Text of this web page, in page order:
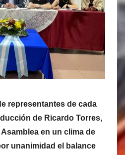
a
r
t
e
representantes de cada
de Ricardo Torres,
en un clima de
unanimidad el balance